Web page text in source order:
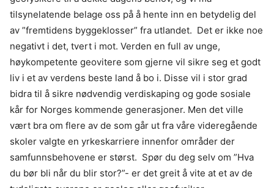
tilsynelatende belage oss på å hente inn en betydelig del
av ”fremtidens byggeklosser” fra utlandet. Det er ikke noe
negativt i det, tvert i mot. Verden en full av unge,
høykompetente geovitere som gjerne vil sikre seg et godt
liv i et av verdens beste land å bo i. Disse vil i stor grad
bidra til å sikre nødvendig verdiskaping og gode sosiale
kår for Norges kommende generasjoner. Men det ville
vært bra om flere av de som går ut fra våre videregående
skoler valgte en yrkeskarriere innenfor områder der
samfunnsbehovene er størst. Spør du deg selv om ”Hva
du bør bli når du blir stor?”- er det greit å vite at et av de